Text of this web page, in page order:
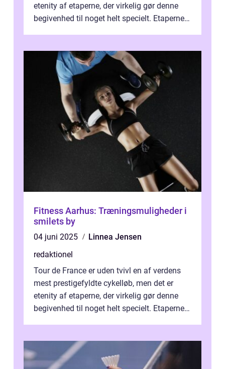
etenity af etaperne, der virkelig gør denne
begivenhed til noget helt specielt. Etaperne i
Fitness Aarhus: Træningsmuligheder i
smilets by
04 juni 2025
Linnea Jensen
redaktionel
Tour de France er uden tvivl en af verdens
mest prestigefyldte cykelløb, men det er
etenity af etaperne, der virkelig gør denne
begivenhed til noget helt specielt. Etaperne i